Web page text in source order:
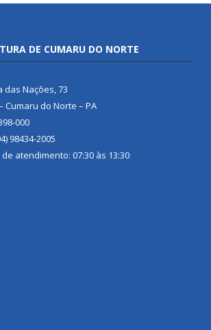
DE CUMARU DO NORTE
das Nações, 73
Cumaru do Norte – PA
000
98434-2005
atendimento: 07:30 às 13:30